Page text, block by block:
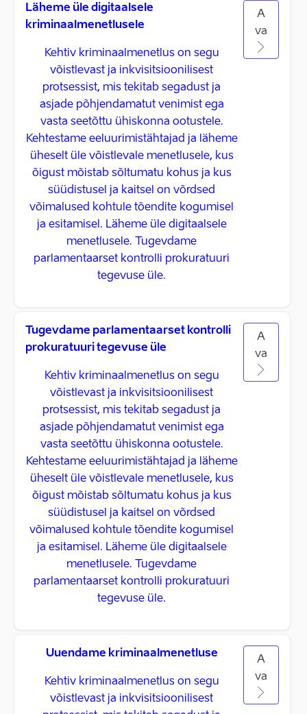
Läheme üle digitaalsele
kriminaalmenetlusele
Kehtiv kriminaalmenetlus on segu
võistlevast ja inkvisitsioonilisest
protsessist, mis tekitab segadust ja
asjade põhjendamatut venimist ega
vasta seetõttu ühiskonna ootustele.
Kehtestame eeluurimistähtajad ja läheme
üheselt üle võistlevale menetlusele, kus
õigust mõistab sõltumatu kohus ja kus
süüdistusel ja kaitsel on võrdsed
võimalused kohtule tõendite kogumisel
ja esitamisel. Läheme üle digitaalsele
menetlusele. Tugevdame
parlamentaarset kontrolli prokuratuuri
tegevuse üle.
A
va
Tugevdame parlamentaarset kontrolli
prokuratuuri tegevuse üle
Kehtiv kriminaalmenetlus on segu
võistlevast ja inkvisitsioonilisest
protsessist, mis tekitab segadust ja
asjade põhjendamatut venimist ega
vasta seetõttu ühiskonna ootustele.
Kehtestame eeluurimistähtajad ja läheme
üheselt üle võistlevale menetlusele, kus
õigust mõistab sõltumatu kohus ja kus
süüdistusel ja kaitsel on võrdsed
võimalused kohtule tõendite kogumisel
ja esitamisel. Läheme üle digitaalsele
menetlusele. Tugevdame
parlamentaarset kontrolli prokuratuuri
tegevuse üle.
A
va
Uuendame kriminaalmenetluse
Kehtiv kriminaalmenetlus on segu
võistlevast ja inkvisitsioonilisest
A
va